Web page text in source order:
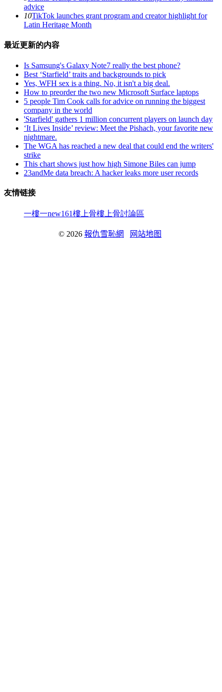
advice
10TikTok launches grant program and creator highlight for
Latin Heritage Month
最近更新的内容
Is Samsung's Galaxy Note7 really the best phone?
Best ‘Starfield’ traits and backgrounds to pick
Yes, WFH sex is a thing. No, it isn't a big deal.
How to preorder the two new Microsoft Surface laptops
5 people Tim Cook calls for advice on running the biggest
company in the world
'Starfield' gathers 1 million concurrent players on launch day
‘It Lives Inside’ review: Meet the Pishach, your favorite new
nightmare.
The WGA has reached a new deal that could end the writers'
strike
This chart shows just how high Simone Biles can jump
23andMe data breach: A hacker leaks more user records
友情链接
一樓一new161樓上骨樓上骨討論區
© 2026 報仇雪恥網 网站地图